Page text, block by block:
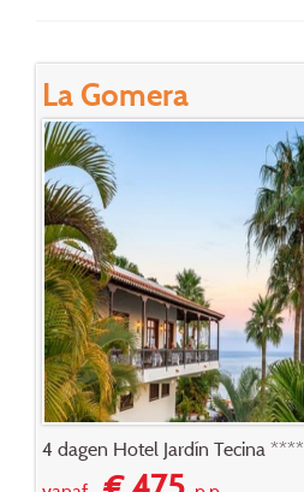
La Gomera
4 dagen Hotel Jardín Tecina ****